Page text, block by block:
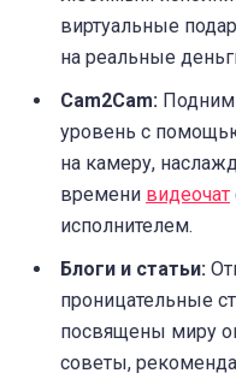
виртуальные
на реальные
Cam2Cam:
уровень с
на камеру,
времени видеочат
исполнителем.
Блоги и статьи:
проницательные
посвящены миру
советы,